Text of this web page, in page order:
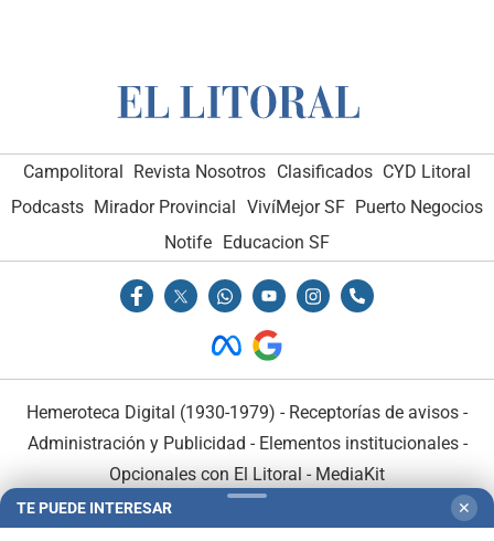
Campolitoral Revista Nosotros Clasificados CYD Litoral
Podcasts Mirador Provincial VivíMejor SF Puerto Negocios
Notife Educacion SF
Hemeroteca Digital (1930-1979) - Receptorías de avisos -
Administración y Publicidad - Elementos institucionales-
Opcionales con El Litoral - MediaKit
TE PUEDE INTERESAR ✕